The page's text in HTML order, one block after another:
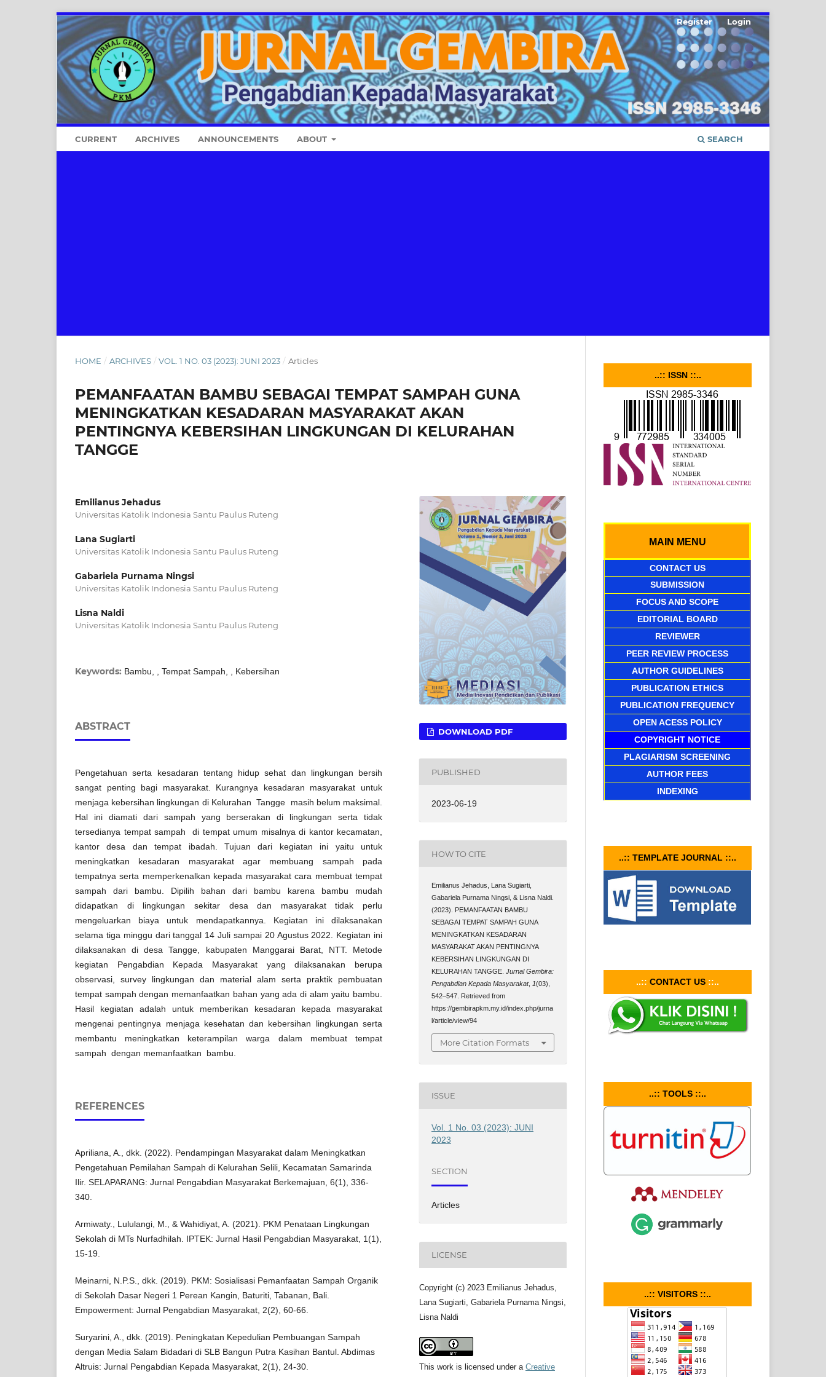
CURRENT ARCHIVES ANNOUNCEMENTS ABOUT SEARCH
Register Login
HOME / ARCHIVES / VOL. 1 NO. 03 (2023): JUNI 2023 / Articles
PEMANFAATAN BAMBU SEBAGAI TEMPAT SAMPAH GUNA
MENINGKATKAN KESADARAN MASYARAKAT AKAN
PENTINGNYA KEBERSIHAN LINGKUNGAN DI KELURAHAN
TANGGE
Emilianus Jehadus
Universitas Katolik Indonesia Santu Paulus Ruteng
Lana Sugiarti
Universitas Katolik Indonesia Santu Paulus Ruteng
Gabariela Purnama Ningsi
Universitas Katolik Indonesia Santu Paulus Ruteng
Lisna Naldi
Universitas Katolik Indonesia Santu Paulus Ruteng
Keywords: Bambu, , Tempat Sampah, , Kebersihan
ABSTRACT
Pengetahuan serta kesadaran tentang hidup sehat dan lingkungan bersih
sangat penting bagi masyarakat. Kurangnya kesadaran masyarakat untuk
menjaga kebersihan lingkungan di Kelurahan Tangge masih belum maksimal.
Hal ini diamati dari sampah yang berserakan di lingkungan serta tidak
tersedianya tempat sampah di tempat umum misalnya di kantor kecamatan,
kantor desa dan tempat ibadah. Tujuan dari kegiatan ini yaitu untuk
meningkatkan kesadaran masyarakat agar membuang sampah pada
tempatnya serta memperkenalkan kepada masyarakat cara membuat tempat
sampah dari bambu. Dipilih bahan dari bambu karena bambu mudah
didapatkan di lingkungan sekitar desa dan masyarakat tidak perlu
mengeluarkan biaya untuk mendapatkannya. Kegiatan ini dilaksanakan
selama tiga minggu dari tanggal 14 Juli sampai 20 Agustus 2022. Kegiatan ini
dilaksanakan di desa Tangge, kabupaten Manggarai Barat, NTT. Metode
kegiatan Pengabdian Kepada Masyarakat yang dilaksanakan berupa
observasi, survey lingkungan dan material alam serta praktik pembuatan
tempat sampah dengan memanfaatkan bahan yang ada di alam yaitu bambu.
Hasil kegiatan adalah untuk memberikan kesadaran kepada masyarakat
mengenai pentingnya menjaga kesehatan dan kebersihan lingkungan serta
membantu meningkatkan keterampilan warga dalam membuat tempat
sampah dengan memanfaatkan bambu.
REFERENCES
Apriliana, A., dkk. (2022). Pendampingan Masyarakat dalam Meningkatkan
Pengetahuan Pemilahan Sampah di Kelurahan Selili, Kecamatan Samarinda
Ilir. SELAPARANG: Jurnal Pengabdian Masyarakat Berkemajuan, 6(1), 336-
340.
Armiwaty., Lululangi, M., & Wahidiyat, A. (2021). PKM Penataan Lingkungan
Sekolah di MTs Nurfadhilah. IPTEK: Jurnal Hasil Pengabdian Masyarakat, 1(1),
15-19.
Meinarni, N.P.S., dkk. (2019). PKM: Sosialisasi Pemanfaatan Sampah Organik
di Sekolah Dasar Negeri 1 Perean Kangin, Baturiti, Tabanan, Bali.
Empowerment: Jurnal Pengabdian Masyarakat, 2(2), 60-66.
Suryarini, A., dkk. (2019). Peningkatan Kepedulian Pembuangan Sampah
dengan Media Salam Bidadari di SLB Bangun Putra Kasihan Bantul. Abdimas
Altruis: Jurnal Pengabdian Kepada Masyarakat, 2(1), 24-30.
DOWNLOAD PDF
PUBLISHED
2023-06-19
HOW TO CITE
Emilianus Jehadus, Lana Sugiarti,
Gabariela Purnama Ningsi, & Lisna Naldi.
(2023). PEMANFAATAN BAMBU
SEBAGAI TEMPAT SAMPAH GUNA
MENINGKATKAN KESADARAN
MASYARAKAT AKAN PENTINGNYA
KEBERSIHAN LINGKUNGAN DI
KELURAHAN TANGGE.Jurnal Gembira:
Pengabdian Kepada Masyarakat, 1(03),
542–547. Retrieved from
https://gembirapkm.my.id/index.php/jurna
l/article/view/94
More Citation Formats
ISSUE
Vol. 1 No. 03 (2023): JUNI
2023
SECTION
Articles
LICENSE
Copyright (c) 2023 Emilianus Jehadus,
Lana Sugiarti, Gabariela Purnama Ningsi,
Lisna Naldi
This work is licensed under a Creative
..:: ISSN ::..
MAIN MENU
CONTACT US
SUBMISSION
FOCUS AND SCOPE
EDITORIAL BOARD
REVIEWER
PEER REVIEW PROCESS
AUTHOR GUIDELINES
PUBLICATION ETHICS
PUBLICATION FREQUENCY
OPEN ACESS POLICY
COPYRIGHT NOTICE
PLAGIARISM SCREENING
AUTHOR FEES
INDEXING
..:: TEMPLATE JOURNAL ::..
..:: CONTACT US ::..
..:: TOOLS ::..
..:: VISITORS ::..